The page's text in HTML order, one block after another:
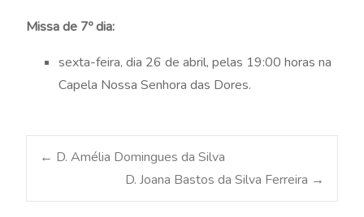
Missa de 7º dia:
sexta-feira, dia 26 de abril, pelas 19:00 horas na
Capela Nossa Senhora das Dores.
Post
← D. Amélia Domingues da Silva
D. Joana Bastos da Silva Ferreira →